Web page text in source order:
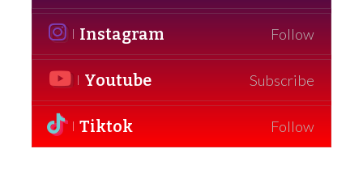
Instagram Follow
Youtube Subscribe
Tiktok Follow